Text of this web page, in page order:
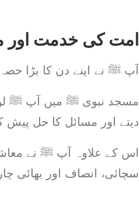
امت کی خدمت اور
آپ ﷺ نے اپنے دن کا بڑا
مسجد نبوی ﷺ میں آپ ﷺ
دیتے اور مسائل کا حل پیش
اس کے علاوہ آپ ﷺ نے
سچائی، انصاف اور بھائی